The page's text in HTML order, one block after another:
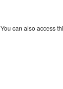
You can also access